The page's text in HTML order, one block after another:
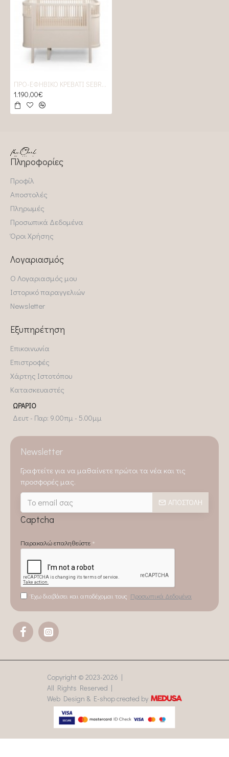
ΠΡΟ-ΕΦΗΒΙΚΟ ΚΡΕΒΑΤΙ SEBRA BABY & JR. BIRCHBARK ROSE
1.190,00€
Πληροφορίες
Προφίλ
Αποστολές
Πληρωμές
Προσωπικά Δεδομένα
Όροι Χρήσης
Λογαριασμός
Ο Λογαριασμός μου
Ιστορικό παραγγελιών
Newsletter
Εξυπηρέτηση
Επικοινωνία
Επιστροφές
Χάρτης Ιστοτόπου
Κατασκευαστές
ΩΡΆΡΙΟ
Δευτ - Παρ: 9.00πμ - 5.00μμ
Newsletter
Γραφτείτε για να μαθαίνετε πρώτοι τα νέα και τις
προσφορές μας.
ΑΠΟΣΤΟΛΉ
Captcha
Παρακαλώ επαληθεύστε
Έχω διαβάσει και αποδέχομαι τους Προσωπικά Δεδομένα
Copyright © 2023-2026 |
All Rights Reserved |
Web Design & E-shop created by